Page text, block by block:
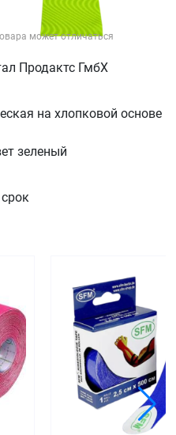
может отличаться
Продактс ГмбХ
на хлопковой основе
зеленый